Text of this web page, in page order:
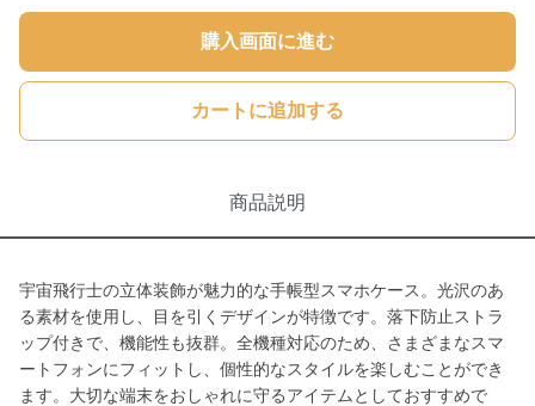
購入画面に進む
カートに追加する
商品説明
宇宙飛行士の立体装飾が魅力的な手帳型スマホケース。光沢のあ
る素材を使用し、目を引くデザインが特徴です。落下防止ストラ
ップ付きで、機能性も抜群。全機種対応のため、さまざまなスマ
ートフォンにフィットし、個性的なスタイルを楽しむことができ
ます。大切な端末をおしゃれに守るアイテムとしておすすめで